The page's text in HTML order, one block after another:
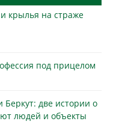
крылья на страже
под прицелом
две истории о
людей и объекты